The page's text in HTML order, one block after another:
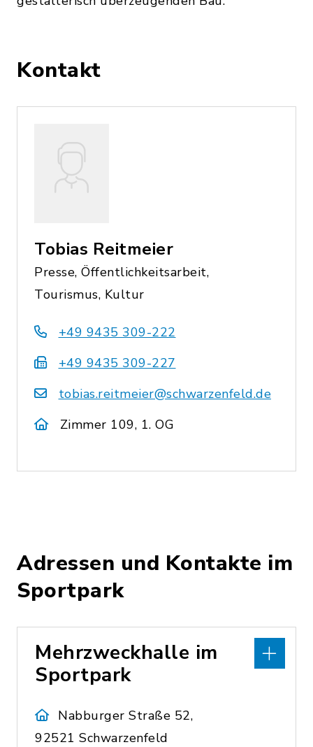
Kontakt
Tobias Reitmeier
Presse, Öffentlichkeitsarbeit,
Tourismus, Kultur
+49 9435 309-222
+49 9435 309-227
tobias.reitmeier@schwarzenfeld.de
Zimmer 109, 1. OG
Adressen und Kontakte im
Sportpark
Mehrzweckhalle im
Sportpark
Nabburger Straße 52,
92521 Schwarzenfeld